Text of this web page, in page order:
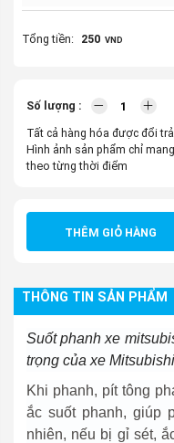
Trống
Cụm
Tổng tiền: 250 VND
Số lượng :
Tất cả hàng hóa được đổi
Hình ảnh sản phẩm chỉ
theo từng thời điểm
THÊM GIỎ HÀNG
THÔNG TIN SẢN PHẨM
Suốt phanh xe
trọng của xe
Khi phanh, pít tông
ắc suốt phanh, giúp
nhiên, nếu bị gỉ sét,